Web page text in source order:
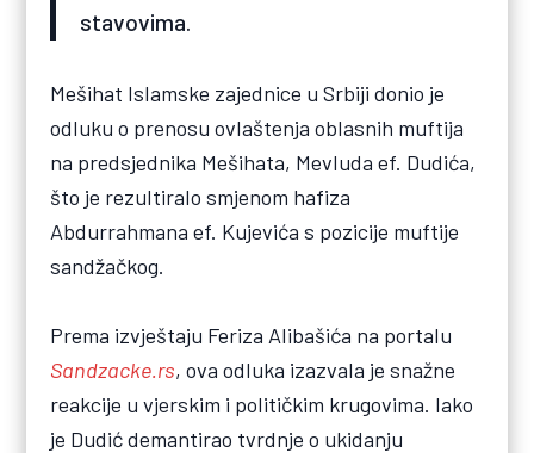
stavovima.
Mešihat Islamske zajednice u Srbiji donio je
odluku o prenosu ovlaštenja oblasnih muftija
na predsjednika Mešihata, Mevluda ef. Dudića,
što je rezultiralo smjenom hafiza
Abdurrahmana ef. Kujevića s pozicije muftije
sandžačkog.
Prema izvještaju Feriza Alibašića na portalu
Sandzacke.rs, ova odluka izazvala je snažne
reakcije u vjerskim i političkim krugovima. Iako
je Dudić demantirao tvrdnje o ukidanju